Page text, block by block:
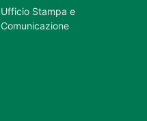
Ufficio Stampa e
Comunicazione